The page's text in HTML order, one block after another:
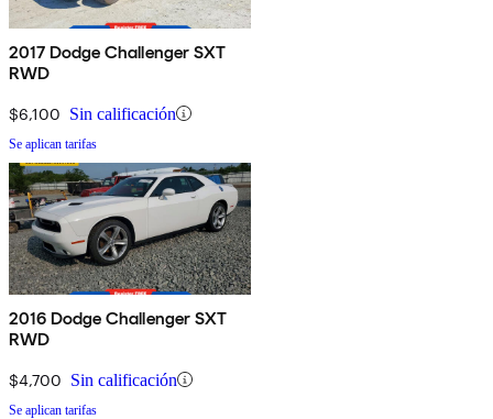
2017 Dodge Challenger SXT
RWD
$6,100 Sin calificación
Se aplican tarifas
2016 Dodge Challenger SXT
RWD
$4,700 Sin calificación
Se aplican tarifas